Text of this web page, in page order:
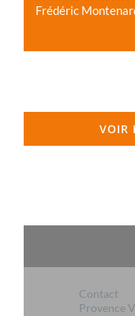
Frédéric
VOIR
Contact
Provence